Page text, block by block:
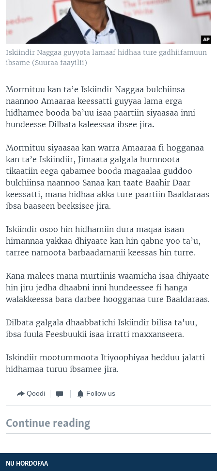
Iskiindir Naggaa guyyota lamaaf hidhaa ture gadhiifamuun
ibsame (Suuraa faayilii)
Mormituu kan ta’e Iskiindir Naggaa bulchiinsa
naannoo Amaaraa keessatti guyyaa lama erga
hidhamee booda ba’uu isaa paartiin siyaasaa inni
hundeesse Dilbata kaleessaa ibsee jira.
Mormituu siyaasaa kan warra Amaaraa fi hogganaa
kan ta’e Iskiindiir, Jimaata galgala humnoota
tikaatiin eega qabamee booda magaalaa guddoo
bulchiinsa naannoo Sanaa kan taate Baahir Daar
keessatti, mana hidhaa akka ture paartiin Baaldaraas
ibsa baaseen beeksisee jira.
Iskiindir osoo hin hidhamiin dura maqaa isaan
himannaa yakkaa dhiyaate kan hin qabne yoo ta’u,
tarree namoota barbaadamanii keessas hin turre.
Kana malees mana murtiinis waamicha isaa dhiyaate
hin jiru jedha dhaabni inni hundeessee fi hanga
walakkeessa bara darbee hoogganaa ture Baaldaraas.
Dilbata galgala dhaabbatichi Iskiindir bilisa ta'uu,
ibsa fuula Feesbuukii isaa irratti maxxanseera.
Iskindiir mootummoota Itiyoophiyaa hedduu jalatti
hidhamaa turuu ibsamee jira.
Qoodi Follow us
Continue reading
NU HORDOFAA